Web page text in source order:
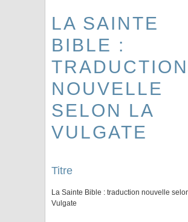
LA SAINTE
BIBLE :
TRADUCTION
NOUVELLE
SELON LA
VULGATE
Titre
La Sainte Bible : traduction nouvelle
Vulgate